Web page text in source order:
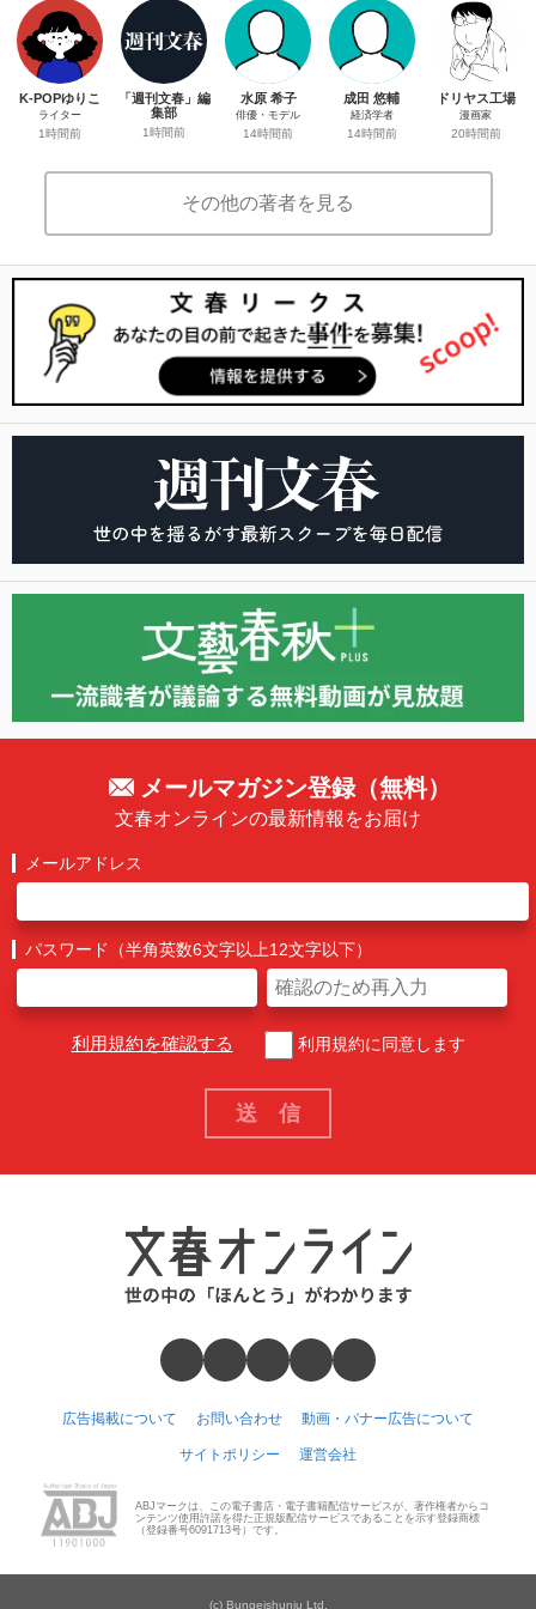
K-POPゆりこ
ライター
1時間前
「週刊文春」編
集部
1時間前
水原 希子
俳優・モデル
14時間前
成田 悠輔
経済学者
14時間前
ドリヤス工場
漫画家
20時間前
その他の著者を見る
メールマガジン登録（無料）
文春オンラインの最新情報をお届け
メールアドレス
パスワード（半角英数6文字以上12文字以下）
利用規約を確認する 利用規約に同意します
広告掲載について お問い合わせ 動画・バナー広告について
サイトポリシー 運営会社
ABJマークは、この電子書店・電子書籍配信サービスが、著作権者からコ
ンテンツ使用許諾を得た正規版配信サービスであることを示す登録商標
（登録番号6091713号）です。
(c) Bungeishunju Ltd.